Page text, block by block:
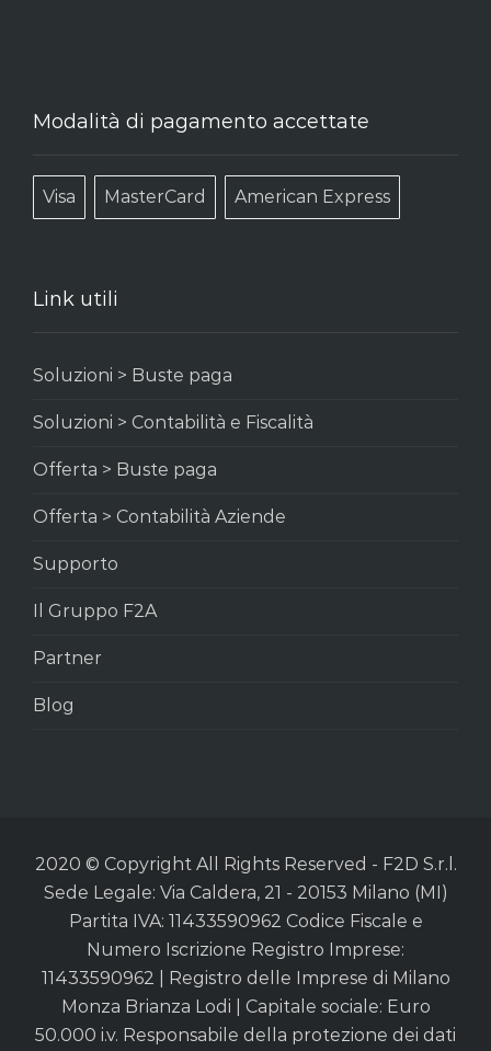
Modalità di pagamento accettate
Visa MasterCard American Express
Link utili
Soluzioni > Buste paga
Soluzioni > Contabilità e Fiscalità
Offerta > Buste paga
Offerta > Contabilità Aziende
Supporto
Il Gruppo F2A
Partner
Blog
2020 © Copyright All Rights Reserved - F2D S.r.l.
Sede Legale: Via Caldera, 21 - 20153 Milano (MI)
Partita IVA: 11433590962 Codice Fiscale e
Numero Iscrizione Registro Imprese:
11433590962 | Registro delle Imprese di Milano
Monza Brianza Lodi | Capitale sociale: Euro
50.000 i.v. Responsabile della protezione dei dati